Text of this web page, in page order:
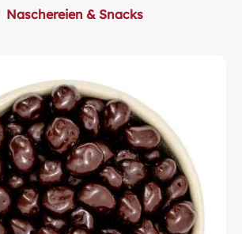
Naschereien & Snacks